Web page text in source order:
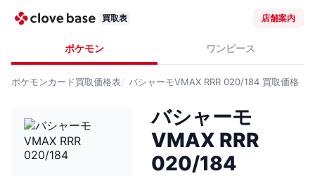
買取表 店舗案内
ポケモン ワンピース
ポケモンカード買取価格表 バシャーモVMAX RRR 020/184 買取価格
バシャーモ
VMAX RRR
020/184